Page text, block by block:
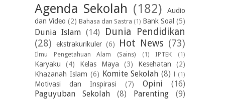
Agenda Sekolah (182)
Audio
dan Video (2) Bahasa dan Sastra (1) Bank Soal (5)
Dunia Islam (14)
Dunia Pendidikan
(28)
ekstrakurikuler (6) Hot News (73)
Ilmu Pengetahuan Alam (Sains) (1) IPTEK (1)
Karyaku (4) Kelas Maya (3) Kesehatan
(2)
Khazanah Islam (6) Komite Sekolah (8) l (1)
Motivasi dan Inspirasi (7) Opini
(16)
Paguyuban Sekolah
(8) Parenting (9)